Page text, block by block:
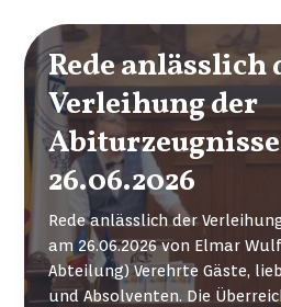
Inhalt
springenRede anlässlich
Verleihung der
26.06.2026
Rede anlässlich der
am 26.06.2026 von Elmar
Abteilung) Verehrte Gäste,
und Absolventen. Die